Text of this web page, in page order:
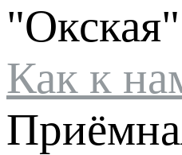
"Окская"
Как к